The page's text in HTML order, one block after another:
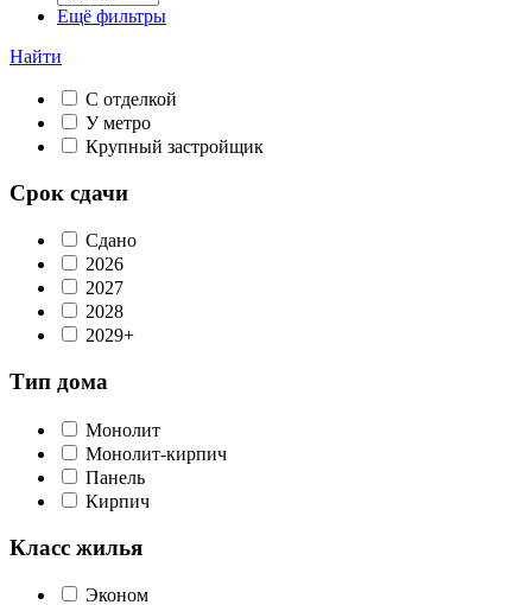
Ещё фильтры
Найти
С отделкой
У метро
Крупный застройщик
Срок сдачи
Сдано
2026
2027
2028
2029+
Тип дома
Монолит
Монолит-кирпич
Панель
Кирпич
Класс жилья
Эконом